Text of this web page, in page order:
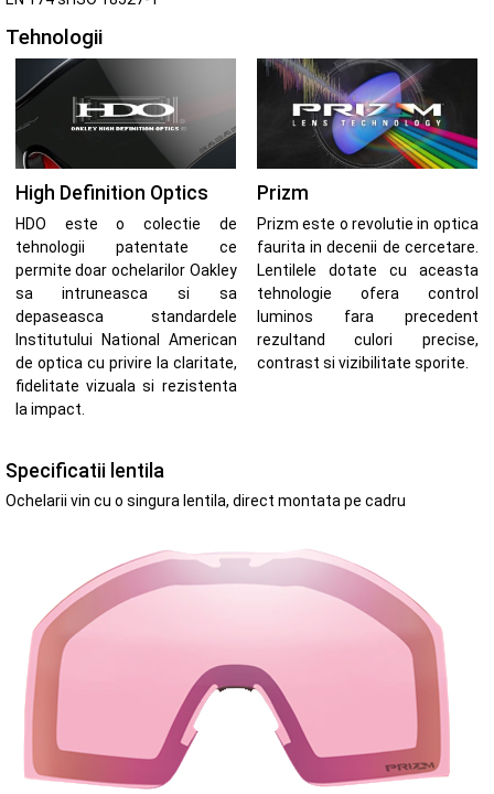
Tehnologii
High Definition Optics
HDO este o colectie de
tehnologii patentate ce
permite doar ochelarilor Oakley
sa intruneasca si sa
depaseasca standardele
Institutului National American
de optica cu privire la claritate,
fidelitate vizuala si rezistenta
la impact.
Prizm
Prizm este o revolutie in optica
faurita in decenii de cercetare.
Lentilele dotate cu aceasta
tehnologie ofera control
luminos fara precedent
rezultand culori precise,
contrast si vizibilitate sporite.
Specificatii lentila
Ochelarii vin cu o singura lentila, direct montata pe cadru